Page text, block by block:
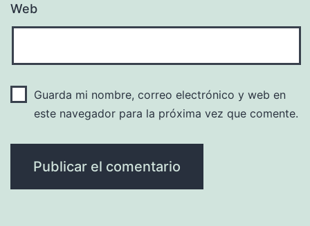
Web
Guarda mi nombre, correo electrónico y web en
este navegador para la próxima vez que comente.